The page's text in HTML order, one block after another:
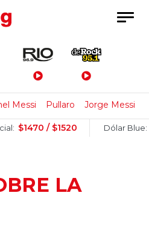
Messi Pullaro Jorge Messi
$1470 / $1520 Dólar Blue:
LA